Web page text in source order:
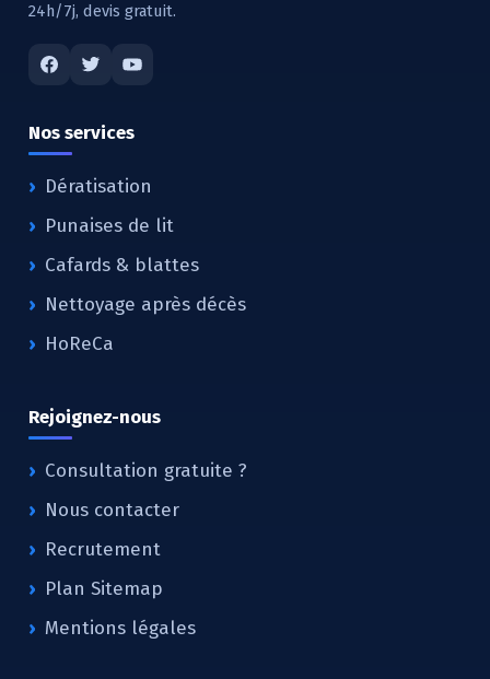
24h/7j, devis gratuit.
Nos services
Dératisation
Punaises de lit
Cafards & blattes
Nettoyage après décès
HoReCa
Rejoignez-nous
Consultation gratuite ?
Nous contacter
Recrutement
Plan Sitemap
Mentions légales